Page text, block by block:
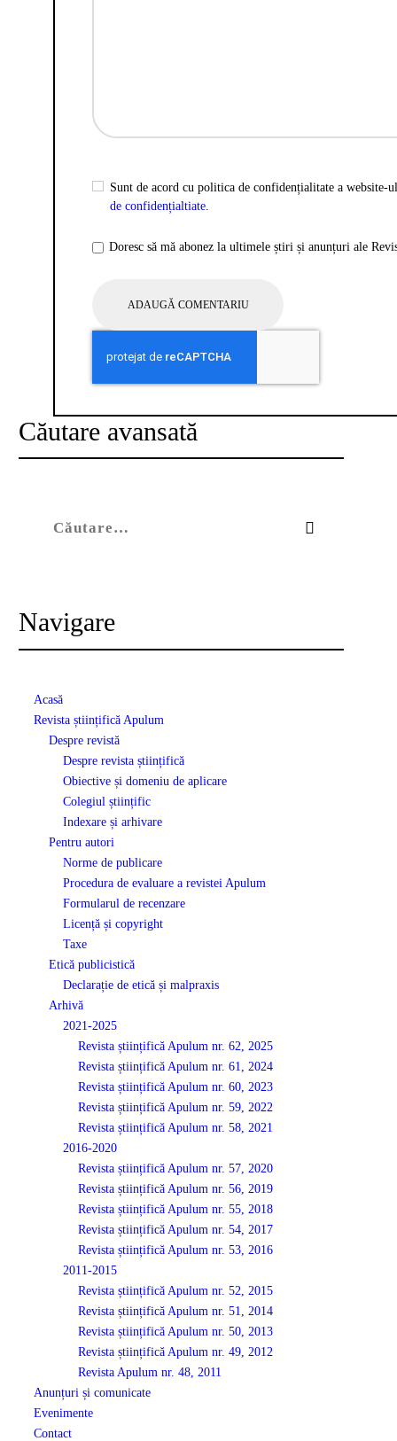
Sunt de acord cu politica de confidențialitate a
de confidențialtiate.
Doresc să mă abonez la ultimele știri și anunțuri ale
Căutare avansată
Navigare
Acasă
Revista științifică Apulum
Despre revistă
Despre revista științifică
Obiective și domeniu de aplicare
Colegiul științific
Indexare și arhivare
Pentru autori
Norme de publicare
Procedura de evaluare a revistei Apulum
Formularul de recenzare
Licență și copyright
Taxe
Etică publicistică
Declarație de etică și malpraxis
Arhivă
2021-2025
Revista științifică Apulum nr. 62, 2025
Revista științifică Apulum nr. 61, 2024
Revista științifică Apulum nr. 60, 2023
Revista științifică Apulum nr. 59, 2022
Revista științifică Apulum nr. 58, 2021
2016-2020
Revista științifică Apulum nr. 57, 2020
Revista științifică Apulum nr. 56, 2019
Revista științifică Apulum nr. 55, 2018
Revista științifică Apulum nr. 54, 2017
Revista științifică Apulum nr. 53, 2016
2011-2015
Revista științifică Apulum nr. 52, 2015
Revista științifică Apulum nr. 51, 2014
Revista științifică Apulum nr. 50, 2013
Revista științifică Apulum nr. 49, 2012
Revista Apulum nr. 48, 2011
Anunțuri și comunicate
Evenimente
Contact